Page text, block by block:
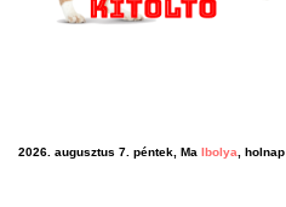
2026. augusztus 7. péntek, Ma Ibolya, holnap